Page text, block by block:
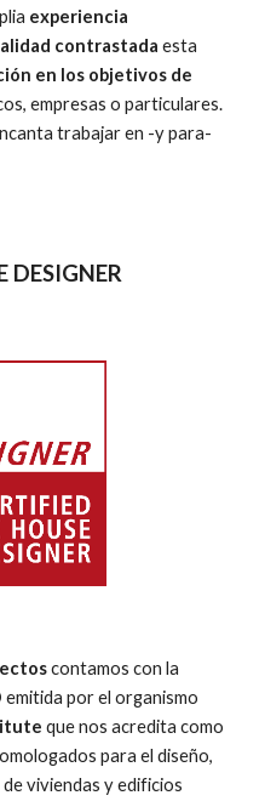
experiencia
contrastadaesta
en los objetivos de
empresas o particulares.
trabajar en -y para-
DESIGNER
contamos con la
emitida por el organismo
que nos acredita como
para el diseño,
viviendas y edificios